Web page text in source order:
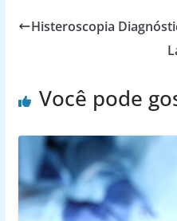
Histeroscopia
Você pode